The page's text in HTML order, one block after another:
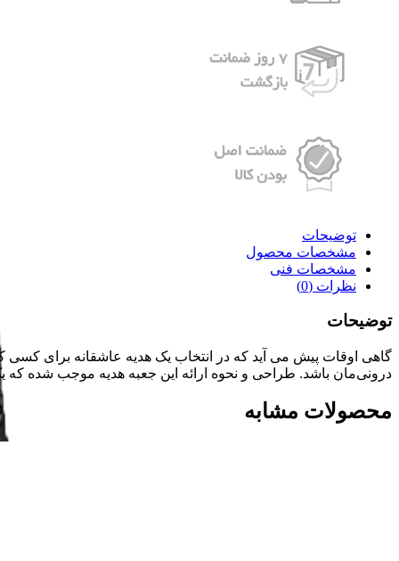
توضیحات
مشخصات محصول
مشخصات فنی
نظرات (0)
توضیحات
گاهی اوقات پیش می آید که در انتخاب یک هدیه عاشقانه برای کسی
درونی‌مان باشد. طراحی و نحوه ارائه این جعبه هدیه موجب شده که
محصولات مشابه